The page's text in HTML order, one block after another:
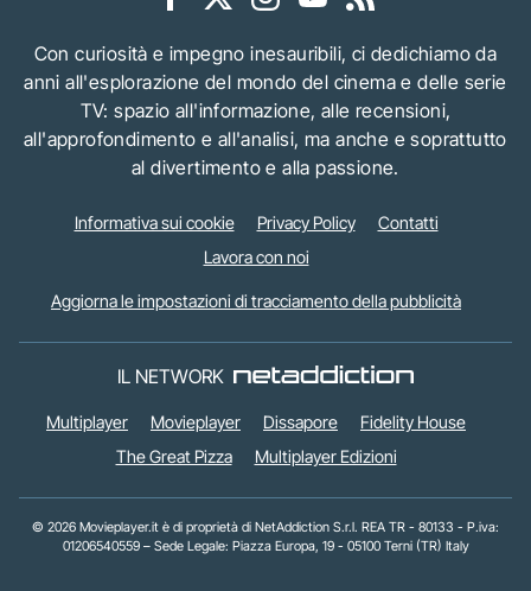
Con curiosità e impegno inesauribili, ci dedichiamo da
anni all'esplorazione del mondo del cinema e delle serie
TV: spazio all'informazione, alle recensioni,
all'approfondimento e all'analisi, ma anche e soprattutto
al divertimento e alla passione.
Informativa sui cookie Privacy Policy
Contatti
Lavora con noi
Aggiorna le impostazioni di tracciamento della pubblicità
IL NETWORK
Multiplayer Movieplayer Dissapore
Fidelity House
The Great Pizza
Multiplayer Edizioni
© 2026 Movieplayer.it è di proprietà di NetAddiction S.r.l. REA TR - 80133 - P.iva:
01206540559 – Sede Legale: Piazza Europa, 19 - 05100 Terni (TR) Italy